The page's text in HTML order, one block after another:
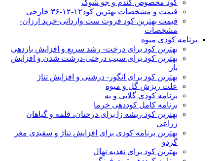
کود مخصوص گندم و جو شوک
قیمت و مشخصات بهترین کود۱۲-۱۲-۳۶ خارجی
قیمت بهترین کود فروت ست وارداتی-خرید ارزان-
مشخصات
برنامه کودی میوه
بهترین کود برای درخت- رشد سریع و افزایش باردهی
بهترین کود برای سیب درختی-درشت شدن و افزایش
بار
بهترین کود برای انگور- درشتی و افزایش تناژ
علت ریزش گل و میوه
برنامه کودی گلابی و به
برنامه کامل کوددهی خرما
بهترین کود ریشه زا برای درختان، قلمه و گیاهان
زراعی
بهترین برنامه کودی برای افزایش تناژ و سفیدی مغز
گردو
بهترین کود برای تغذیه نهال